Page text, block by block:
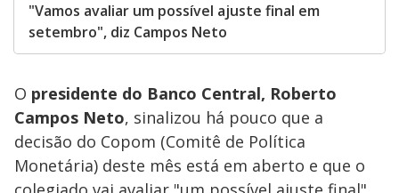
"Vamos avaliar um possível ajuste final em
setembro", diz Campos Neto
O presidente do Banco Central, Roberto
Campos Neto, sinalizou há pouco que a
decisão do Copom (Comitê de Política
Monetária) deste mês está em aberto e que o